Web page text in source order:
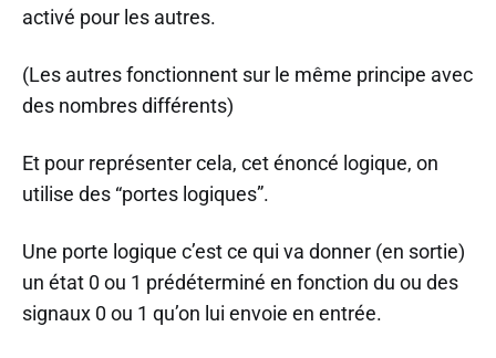
activé pour les autres.
(Les autres fonctionnent sur le même principe avec
des nombres différents)
Et pour représenter cela, cet énoncé logique, on
utilise des “portes logiques”.
Une porte logique c’est ce qui va donner (en sortie)
un état 0 ou 1 prédéterminé en fonction du ou des
signaux 0 ou 1 qu’on lui envoie en entrée.